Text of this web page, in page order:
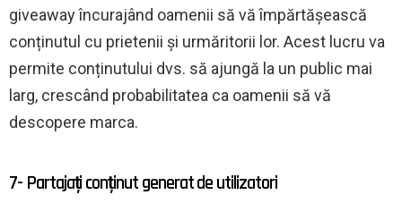
giveaway încurajând oamenii să vă împărtășească
conținutul cu prietenii și urmăritorii lor. Acest lucru va
permite conținutului dvs. să ajungă la un public mai
larg, crescând probabilitatea ca oamenii să vă
descopere marca.
7- Partajați conținut generat de utilizatori